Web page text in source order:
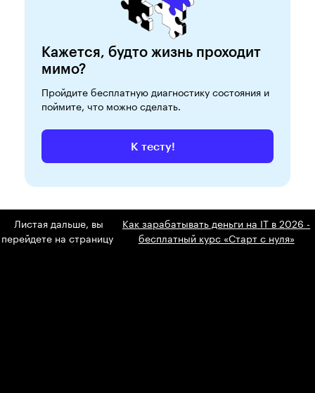
Кажется, будто жизнь проходит
мимо?
Пройдите бесплатную диагностику состояния и
поймите, что можно сделать.
К тесту!
Листая дальше, вы
перейдете на страницу
Как зарабатывать деньги на IT в 2026 -
бесплатный курс «Старт с нуля»